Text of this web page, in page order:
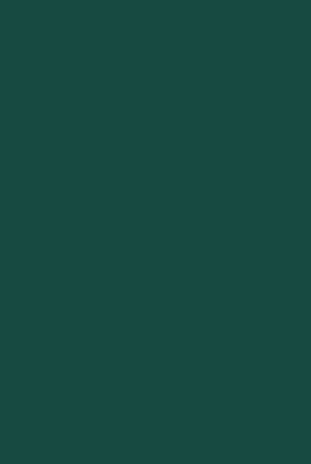
A Vouti beach megközelítése Kefalónia szigetén Zola településen
A strand megközelítéséhez be kell mennünk a faluba, majd bent
Zola központjában, az út levisz a hegyről a tengerhez – a falutól
Vouti strandján elsősorban sóderszerűen aprókavicsos, köves
A strand két oldalát kisebb-nagyobb sziklák szegélyezik, ahol
kavicsok is előfordulnak, ha van fürdőcipőd, ne hagyd otthon. Ez
Vouti beach mögött csak egy kis méretű parkolót, egy apró beach
A part Voutinál egyébként két részre osztható, ahol a bárból
A Vouti beach Kefalónia szigetén azért is tartozik sokak szerint a
sokáig szinte csak helyi lakosok jártak. Az utóbbi pár évben ez is
Növekvő látogattottsága ellenére azért Vouti általában még mindig